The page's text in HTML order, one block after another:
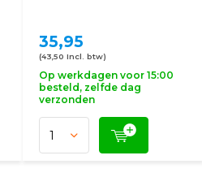
35,95
(43,50 Incl. btw)
Op werkdagen voor 15:00
besteld, zelfde dag
verzonden